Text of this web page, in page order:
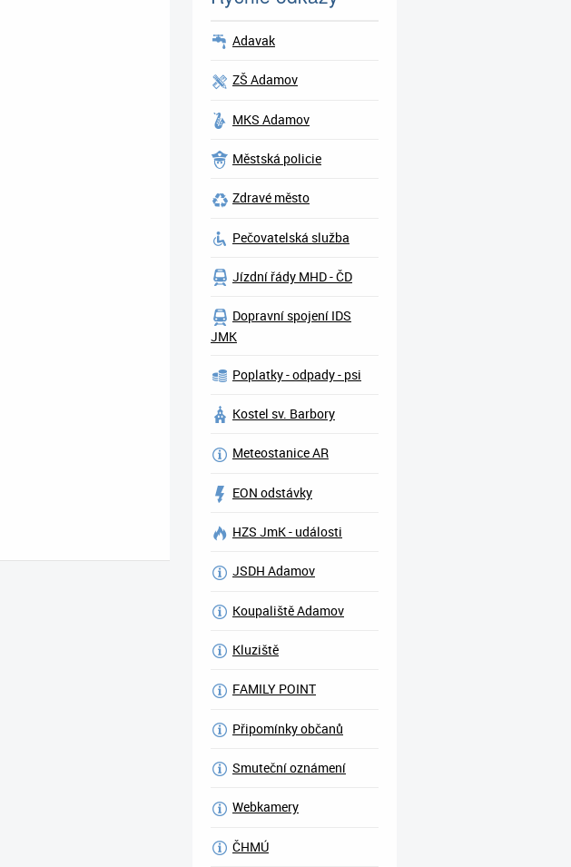
Adavak
ZŠ Adamov
MKS Adamov
Městská policie
Zdravé město
Pečovatelská služba
Jízdní řády MHD - ČD
Dopravní spojení IDS
JMK
Poplatky - odpady - psi
Kostel sv. Barbory
Meteostanice AR
EON odstávky
HZS JmK - události
JSDH Adamov
Koupaliště Adamov
Kluziště
FAMILY POINT
Připomínky občanů
Smuteční oznámení
Webkamery
ČHMÚ